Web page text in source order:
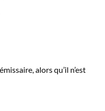
alors qu’il n’est